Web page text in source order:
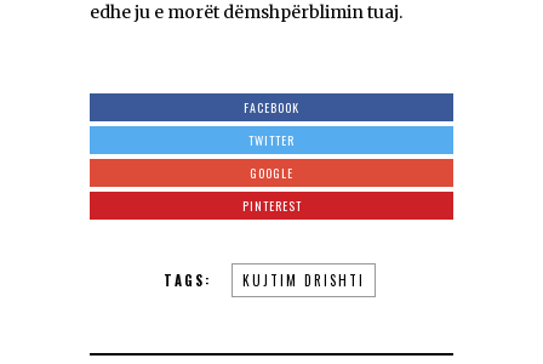
edhe ju e morët dëmshpërblimin tuaj.
FACEBOOK
TWITTER
GOOGLE
PINTEREST
TAGS: KUJTIM DRISHTI